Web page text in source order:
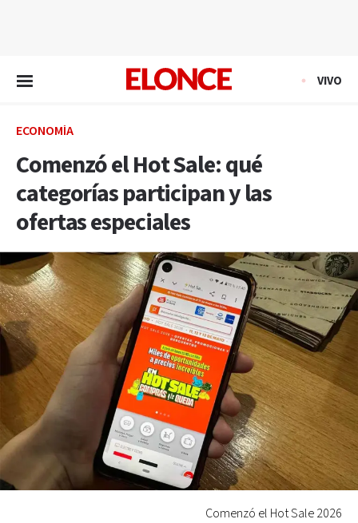
VIVO
ECONOMÍA
Comenzó el Hot Sale: qué
categorías participan y las
ofertas especiales
Comenzó el Hot Sale 2026